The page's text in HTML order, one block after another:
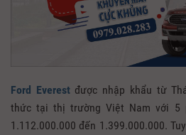
Ford Everestđược nhập khẩu từ
thức tại thị trường Việt Nam với 5
1.112.000.000 đến 1.399.000.000.